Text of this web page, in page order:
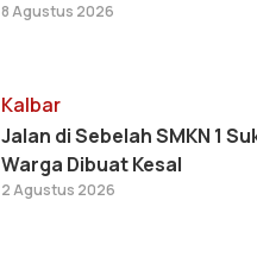
8 Agustus 2026
Kalbar
Jalan di Sebelah SMKN 1
Warga Dibuat Kesal
2 Agustus 2026